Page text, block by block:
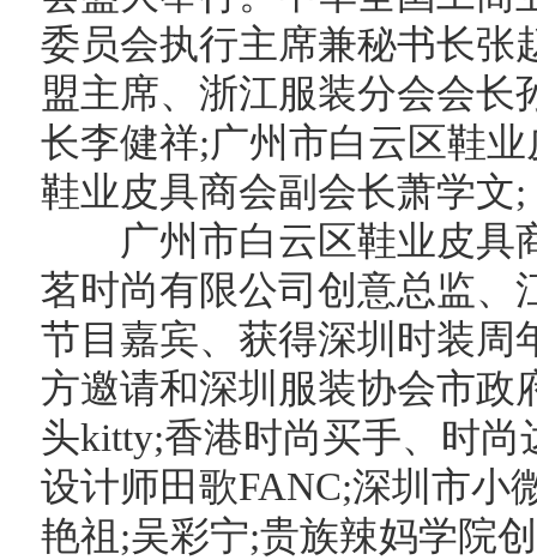
委员会执行主席兼秘书长张
盟主席、浙江服装分会会长
长李健祥;广州市白云区鞋
鞋业皮具商会副会长萧学文;
广州市白云区鞋业皮具
茗时尚有限公司创意总监、
节目嘉宾、获得深圳时装周
方邀请和深圳服装协会市政
头kitty;香港时尚买手、时
设计师田歌FANC;深圳市小
艳祖;吴彩宁;贵族辣妈学院